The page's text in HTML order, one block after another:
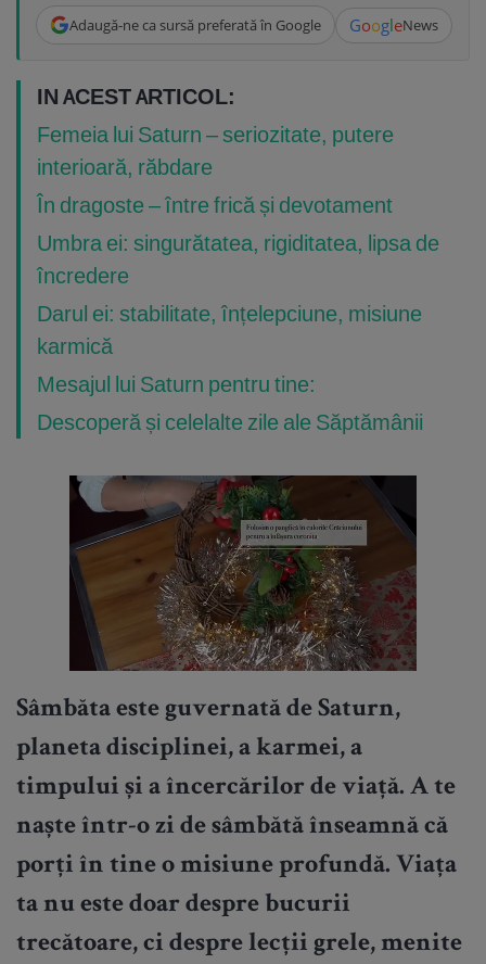
Adaugă-ne ca sursă preferată în Google GoogleNews
IN ACEST ARTICOL:
Femeia lui Saturn – seriozitate, putere
interioară, răbdare
În dragoste – între frică și devotament
Umbra ei: singurătatea, rigiditatea, lipsa de
încredere
Darul ei: stabilitate, înțelepciune, misiune
karmică
Mesajul lui Saturn pentru tine:
Descoperă și celelalte zile ale Săptămânii
Sâmbăta este guvernată de Saturn,
planeta disciplinei, a karmei, a
timpului și a încercărilor de viață. A te
naște într-o zi de sâmbătă înseamnă că
porți în tine o misiune profundă. Viața
ta nu este doar despre bucurii
trecătoare, ci despre lecții grele, menite